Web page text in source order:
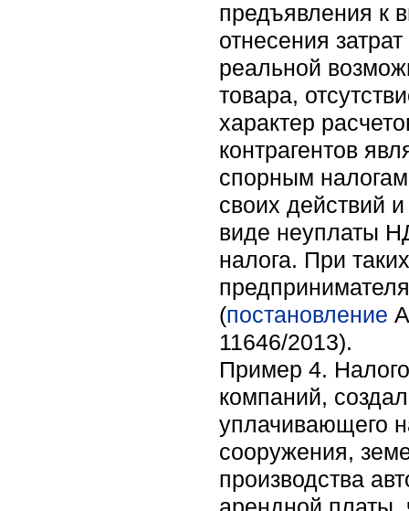
предъявления к
отнесения
реальной
товара,
характер
контрагентов
спорным
своих действий
виде неуплаты
налога. При
(постановление
11646/2013).
Пример 4.
компаний,
уплачивающего
сооружения,
производства